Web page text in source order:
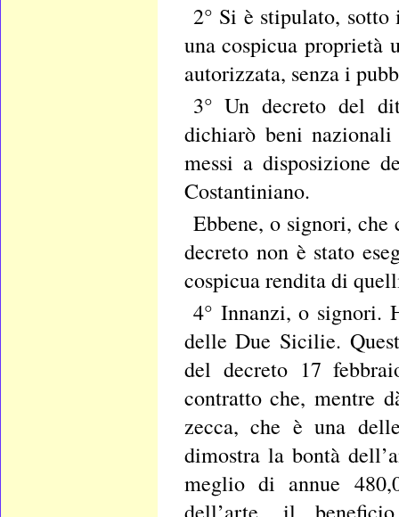
2° Si è stipulato,
una cospicua proprietà
autorizzata, senza i
3° Un decreto del
dichiarò beni
messi a disposizione
Costantiniano.
Ebbene, o signori,
decreto non è stato
cospicua rendita di
4° Innanzi, o signori.
delle Due Sicilie.
del decreto 17
contratto che, mentre
zecca, che è una
dimostra la bontà
meglio di annue